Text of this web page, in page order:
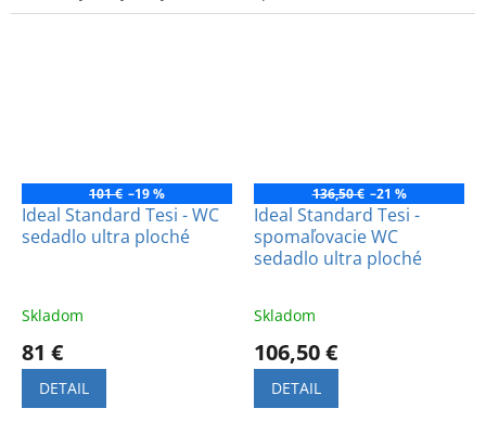
hygiena pre vašu kúpeľňu.
Moderný dizajn a
101 € –19 %
Ideal Standard Tesi - WC
sedadlo ultra ploché
Skladom
81 €
DETAIL
136,50 € –21 %
Ideal Standard Tesi -
spomaľovacie WC
sedadlo ultra ploché
Skladom
106,50 €
DETAIL